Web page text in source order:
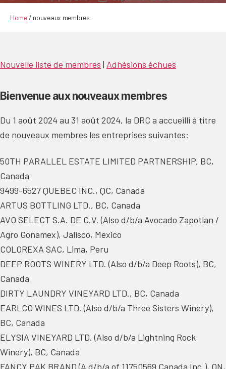
Home/ nouveaux membres
Nouvelle liste de membres | Adhésions échues
Bienvenue aux nouveaux membres
Du 1 août 2024 au 31 août 2024, la DRC a accueilli à titre
de nouveaux membres les entreprises suivantes:
50TH PARALLEL ESTATE LIMITED PARTNERSHIP, BC,
Canada
9499-6527 QUEBEC INC., QC, Canada
ARTUS BOTTLING LTD., BC, Canada
AVO SELECT S.A. DE C.V. (Also d/b/a Avocado Zapotlan /
Agro Gonamex), Jalisco, Mexico
COLOREXA SAC, Lima, Peru
DEEP ROOTS WINERY LTD. (Also d/b/a Deep Roots), BC,
Canada
DIRTY LAUNDRY VINEYARD LTD., BC, Canada
EARLCO WINES LTD. (Also d/b/a Three Sisters Winery),
BC, Canada
ELYSIA VINEYARD LTD. (Also d/b/a Lightning Rock
Winery), BC, Canada
FANCY PAK BRAND (A d/b/a of 11750569 Canada Inc.), ON,